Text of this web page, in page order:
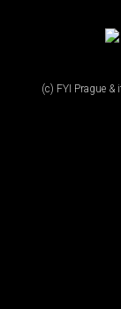
(c) FYI Prague &